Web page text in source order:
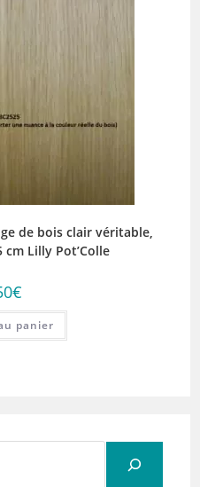
de bois clair véritable,
Lilly Pot’Colle
€
panier